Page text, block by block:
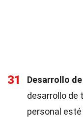
31 Desarrollo
desarrollo de
personal